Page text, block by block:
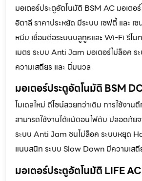
มอเตอร์ประตูอัตโนมัติ BSM AC มอเตอ
อิตาลี ราคาประหยัด มีระบบ เซฟตี้ และ เ
หนีบ เชื่อมต่อระบบบลูทูธและ Wi-Fi รีโม
เมตร ระบบ Anti Jam มอเตอร์ไม่ล็อค
ความเสถียร และ นิ่มนวล
มอเตอร์ประตูอัตโนมัติ BSM
โมเดลใหม่ ดีไซน์สวยกว่าเดิม การใช้งา
สามารถใช้งานได้แม้ตอนไฟดับ ปลอดภัย
ระบบ Anti Jam ชนไม่ล็อค ระบบหยุด
แนบสนิท ระบบ Slow Down มีความเสถี
มอเตอร์ประตูอัตโนมัติ LIFE